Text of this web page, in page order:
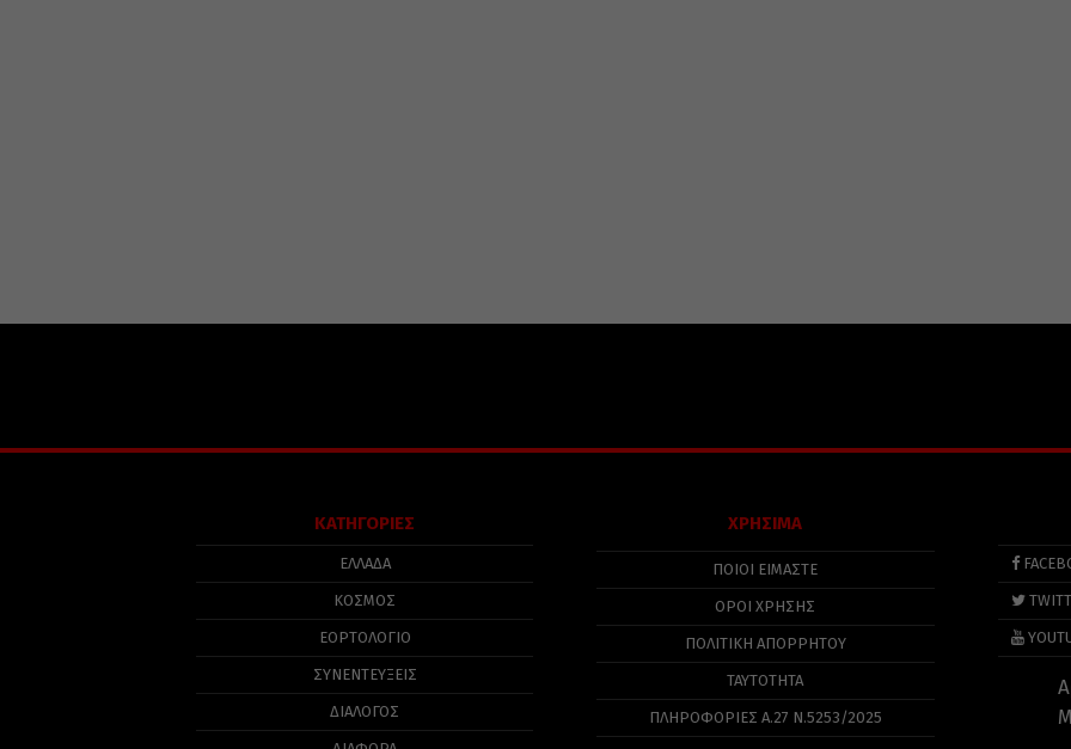
ΚΑΤΗΓΟΡΙΕΣ
ΕΛΛΑΔΑ
ΚΟΣΜΟΣ
ΕΟΡΤΟΛΟΓΙΟ
ΣΥΝΕΝΤΕΥΞΕΙΣ
ΔΙΑΛΟΓΟΣ
ΧΡΗΣΙΜΑ
ΠΟΙΟΙ ΕΙΜΑΣΤΕ
ΟΡΟΙ ΧΡΗΣΗΣ
ΠΟΛΙΤΙΚΉ ΑΠΟΡΡΉΤΟΥ
ΤΑΥΤΟΤΗΤΑ
ΠΛΗΡΟΦΟΡΊΕΣ Α.27 Ν.5253/2025